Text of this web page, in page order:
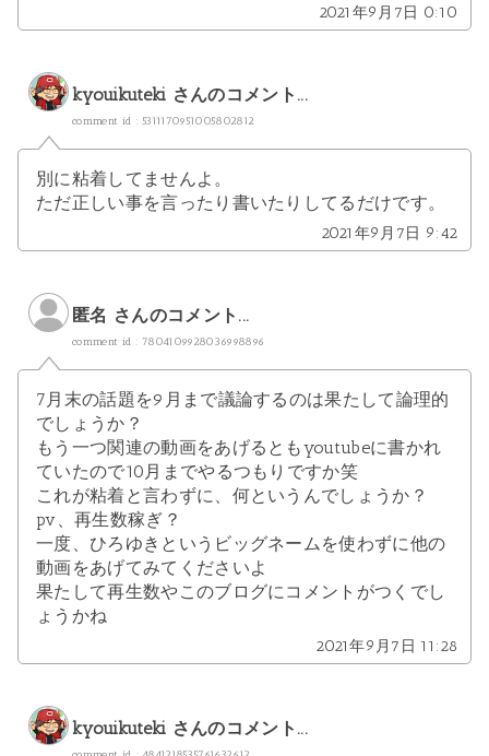
2021年9月7日 0:10
kyouikuteki さんのコメント...
comment id : 5311170951005802812
別に粘着してませんよ。
ただ正しい事を言ったり書いたりしてるだけです。
2021年9月7日 9:42
匿名 さんのコメント...
comment id : 7804109928036998896
7月末の話題を9月まで議論するのは果たして論理的
でしょうか？
もう一つ関連の動画をあげるともyoutubeに書かれ
ていたので10月までやるつもりですか笑
これが粘着と言わずに、何というんでしょうか？
pv、再生数稼ぎ？
一度、ひろゆきというビッグネームを使わずに他の
動画をあげてみてくださいよ
果たして再生数やこのブログにコメントがつくでし
ょうかね
2021年9月7日 11:28
kyouikuteki さんのコメント...